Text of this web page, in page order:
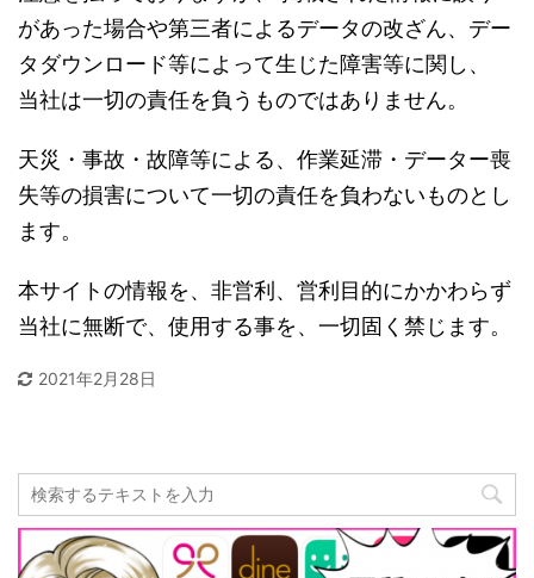
があった場合や第三者によるデータの改ざん、デー
タダウンロード等によって生じた障害等に関し、
当社は一切の責任を負うものではありません。
天災・事故・故障等による、作業延滞・データー喪
失等の損害について一切の責任を負わないものとし
ます。
本サイトの情報を、非営利、営利目的にかかわらず
当社に無断で、使用する事を、一切固く禁じます。
2021年2月28日